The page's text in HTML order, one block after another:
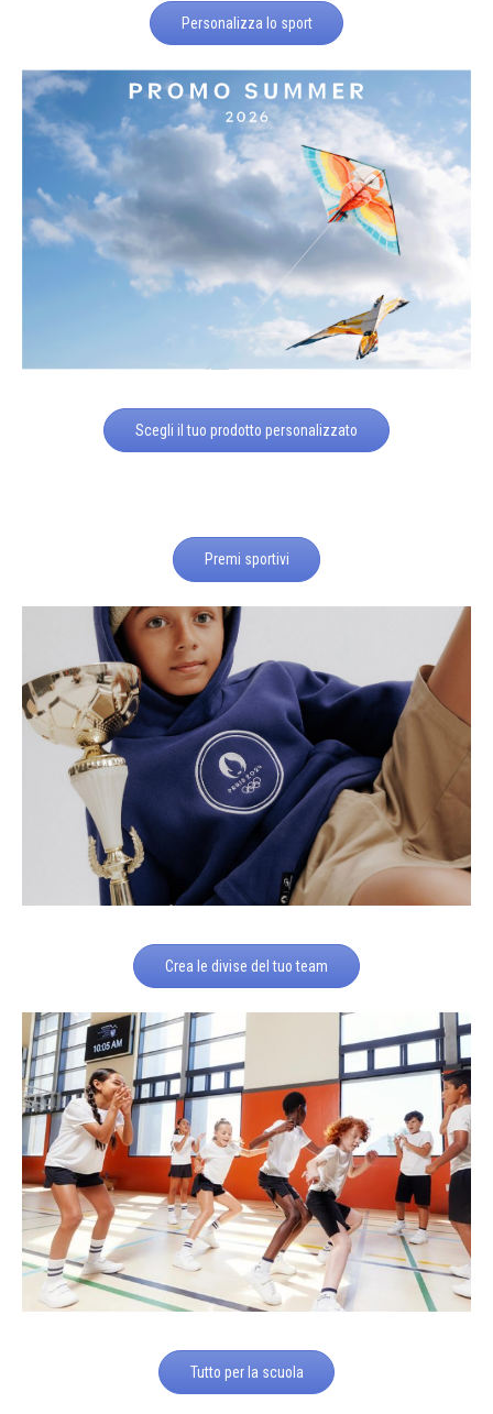
Personalizza lo sport
Scegli il tuo prodotto personalizzato
Premi sportivi
Crea le divise del tuo team
Tutto per la scuola